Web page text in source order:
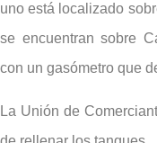
uno está localizado
se encuentran sobre
con un gasómetro que
La Unión de